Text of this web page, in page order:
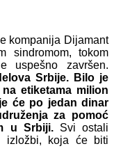
kompanija Dijamant
sindromom, tokom
uspešno završen.
Srbije. Bilo je
etiketama milion
će po jedan dinar
za pomoć
u Srbiji. Svi ostali
izložbi, koja će biti